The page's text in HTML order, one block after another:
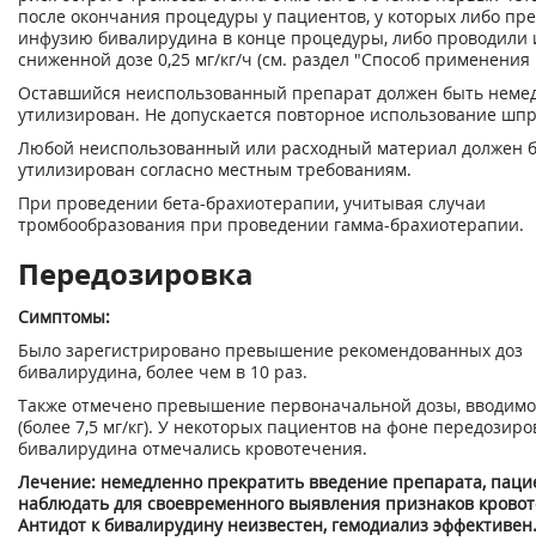
после окончания процедуры у пациентов, у которых либо
инфузию бивалирудина в конце процедуры, либо
сниженной дозе 0,25 мг/кг/ч (см. раздел "Способ
Оставшийся неиспользованный препарат должен быть
утилизирован. Не допускается повторное использование
Любой неиспользованный или расходный материал должен
утилизирован согласно местным требованиям.
При проведении бета-брахиотерапии, учитывая случаи
тромбообразования при проведении гамма-брахиотерапии.
Передозировка
Симптомы:
Было зарегистрировано превышение рекомендованных доз
бивалирудина, более чем в 10 раз.
Также отмечено превышение первоначальной дозы,
(более 7,5 мг/кг). У некоторых пациентов на фоне
бивалирудина отмечались кровотечения.
Лечение: немедленно прекратить введение препарата,
наблюдать для своевременного выявления признаков
Антидот к бивалирудину неизвестен, гемодиализ эффективен.